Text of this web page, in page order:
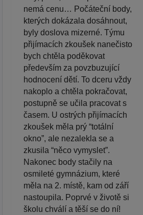
nemá cenu… Počáteční body,
kterých dokázala dosáhnout,
byly doslova mizerné. Týmu
přijímacích zkoušek nanečisto
bych chtěla poděkovat
především za povzbuzující
hodnocení dětí. To dceru vždy
nakoplo a chtěla pokračovat,
postupně se učila pracovat s
časem. U ostrých přijímacích
zkoušek měla prý “totální
okno”, ale nezalekla se a
zkusila “něco vymyslet”.
Nakonec body stačily na
osmileté gymnázium, které
měla na 2. místě, kam od září
nastoupila. Poprvé v životě si
školu chválí a těší se do ní!